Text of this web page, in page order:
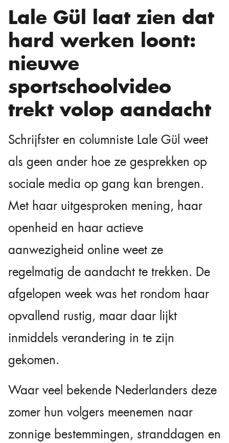
Lale Gül laat zien dat
hard werken loont:
nieuwe
sportschoolvideo
trekt volop aandacht
Schrijfster en columniste Lale Gül weet
als geen ander hoe ze gesprekken op
sociale media op gang kan brengen.
Met haar uitgesproken mening, haar
openheid en haar actieve
aanwezigheid online weet ze
regelmatig de aandacht te trekken. De
afgelopen week was het rondom haar
opvallend rustig, maar daar lijkt
inmiddels verandering in te zijn
gekomen.
Waar veel bekende Nederlanders deze
zomer hun volgers meenemen naar
zonnige bestemmingen, stranddagen en